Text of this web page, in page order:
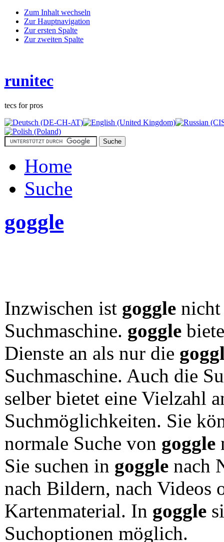
Zum Inhalt wechseln
Zur Hauptnavigation
Zur ersten Spalte
Zur zweiten Spalte
runitec
tecs for pros
Home
Suche
goggle
Inzwischen ist gogglenicht
Suchmaschine. goggle
Dienste an als nur die
Suchmaschine. Auch die
selber bietet eine Vielzahl
Suchmöglichkeiten. Sie
normale Suche von goggle
Sie suchen in gogglenach
nach Bildern, nach Videos
Kartenmaterial. In goggle
Suchoptionen möglich.